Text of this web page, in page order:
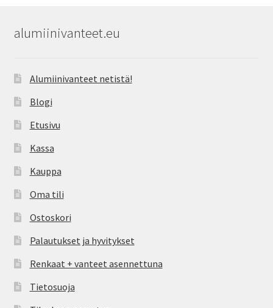
alumiinivanteet.eu
Alumiinivanteet netistä!
Blogi
Etusivu
Kassa
Kauppa
Oma tili
Ostoskori
Palautukset ja hyvitykset
Renkaat + vanteet asennettuna
Tietosuoja